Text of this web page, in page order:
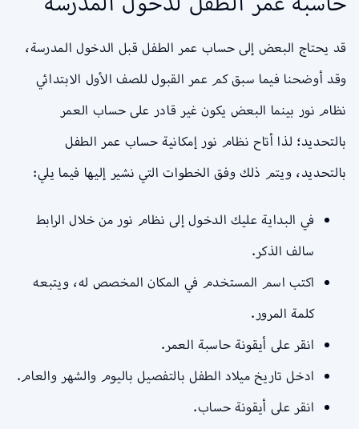
قد يحتاج البعض إلى حساب عمر الطفل قبل الدخول المدرسة،
وقد أوضحنا فيما سبق كم عمر القبول للصف الأول الابتدائي
نظام نور بينما البعض يكون غير قادر على حساب العمر
بالتحديد؛ لذا أتاح نظام نور إمكانية حساب عمر الطفل
بالتحديد، ويتم ذلك وفق الخطوات التي نشير إليها فيما يلي:
في البداية عليك الدخول إلى نظام نور من خلال الرابط
سالف الذكر.
اكتب اسم المستخدم في المكان المخصص له، ويتبعه
كلمة المرور.
انقر على أيقونة حاسبة العمر.
ادخل تاريخ ميلاد الطفل بالتفصيل باليوم والشهر والعام.
انقر على أيقونة حساب.